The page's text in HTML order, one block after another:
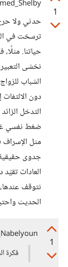
1
حدثي ولا
ترسخت في
حياتنا.
نخشى
الشباب
دون
التدخل
ضغط نفسي
مثل الإسراف
جدوى
العادات
نتوقف
الحديث
1
فكرة